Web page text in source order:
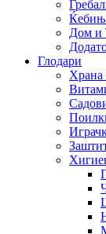
Дом и
Глодари
Храна